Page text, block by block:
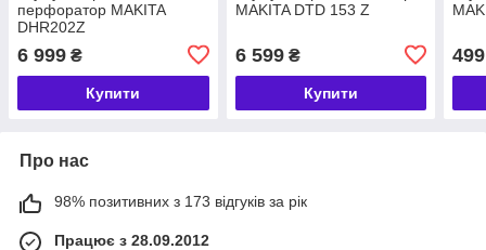
перфоратор MAKITA
DHR202Z
6 999 ₴
Купити
MAKITA DTD 153 Z
6 599₴
Купити
499
Про нас
98% позитивних з 173 відгуків за рік
Працює з 28.09.2012